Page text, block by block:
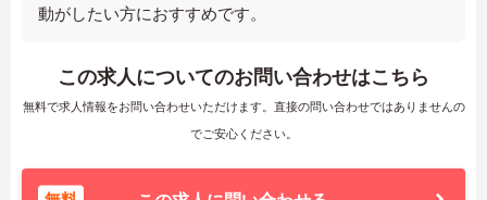
動がしたい方におすすめです。
この求人についてのお問い合わせはこちら
無料で求人情報をお問い合わせいただけます。直接の問い合わせではありませんの
でご安心ください。